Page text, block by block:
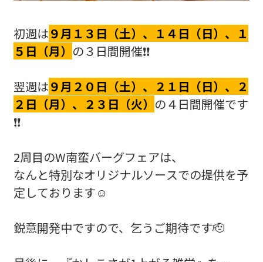
初週は９月１３日（土）、１４日（日）、１
５日（月） の３日間開催❗❗
翌週は９月２０日（土）、２１日（日）、２
２日（月）、２３日（火） の４日間開催です
❗❗
2周目のW南蛮バーグフェアは、
なんと特別なオリジナルソースでの提供を予
定しております☺️
鋭意開発中ですので、乞うご期待です🫡